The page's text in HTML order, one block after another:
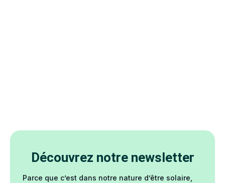
Découvrez notre newsletter
Parce que c’est dans notre nature d’être solaire,